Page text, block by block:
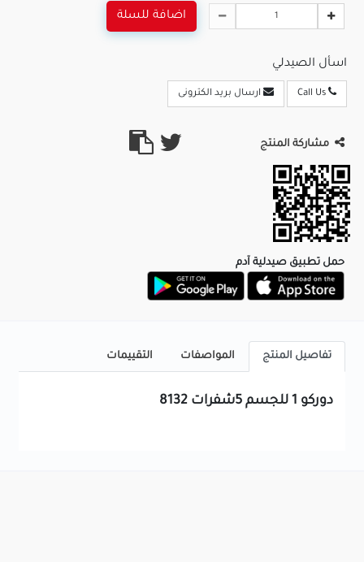
اضافة للسلة
اسأل الصيدلي
ارسال بريد الكترونى
مشاركة المنتج
حمل تطبيق صيدلية آدم
تفاصيل المنتج المواصفات التقييمات
دوركو 1 للجسم 5شفرات 8132